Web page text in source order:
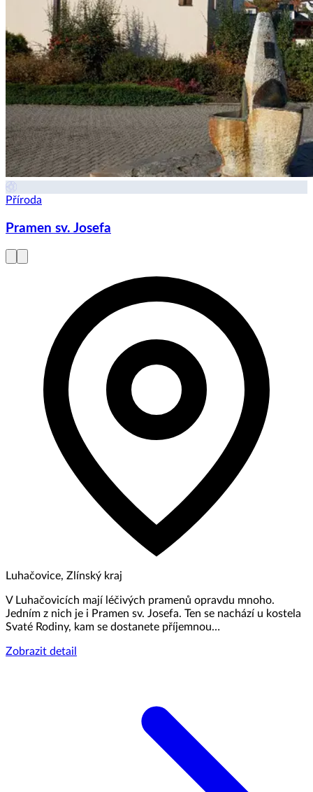
Příroda
Pramen sv. Josefa
Luhačovice, Zlínský kraj
V Luhačovicích mají léčivých pramenů opravdu mnoho.
Jedním z nich je i Pramen sv. Josefa. Ten se nachází u kostela
Svaté Rodiny, kam se dostanete příjemnou…
Zobrazit detail